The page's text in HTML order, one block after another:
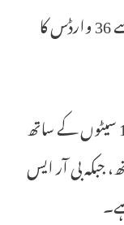
شام 4:39: نظام آباد کارپوریشن (60 میں سے 36 وارڈس کا
تازہ ترین رجحانات کے مطابق، بی جے پی 19 سیٹوں کے ساتھ
10 کے ساتھ، جبکہ بی آر ایس